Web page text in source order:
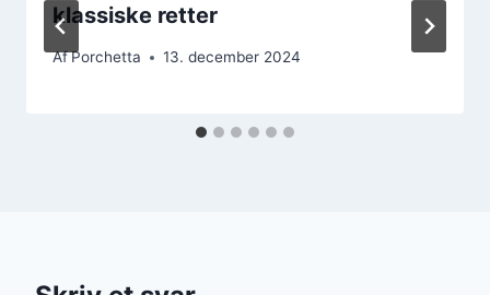
klassiske retter
AfPorchetta 13. december 2024